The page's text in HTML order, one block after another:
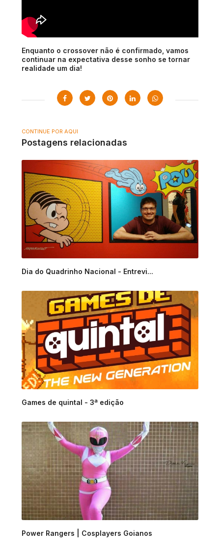
Enquanto o crossover não é confirmado, vamos
continuar na expectativa desse sonho se tornar
realidade um dia!
CONTINUE POR AQUI
Postagens relacionadas
Dia do Quadrinho Nacional - Entrevi...
Games de quintal - 3ª edição
Power Rangers | Cosplayers Goianos